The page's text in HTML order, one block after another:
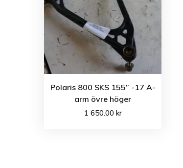
Polaris 800 SKS 155” -17 A-
arm övre höger
1 650.00 kr